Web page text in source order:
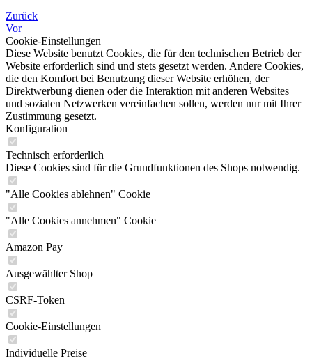
Zurück
Vor
Cookie-Einstellungen
Diese Website benutzt Cookies, die für den technischen Betrieb der
Website erforderlich sind und stets gesetzt werden. Andere Cookies,
die den Komfort bei Benutzung dieser Website erhöhen, der
Direktwerbung dienen oder die Interaktion mit anderen Websites
und sozialen Netzwerken vereinfachen sollen, werden nur mit Ihrer
Zustimmung gesetzt.
Konfiguration
Technisch erforderlich
Diese Cookies sind für die Grundfunktionen des Shops notwendig.
"Alle Cookies ablehnen" Cookie
"Alle Cookies annehmen" Cookie
Amazon Pay
Ausgewählter Shop
CSRF-Token
Cookie-Einstellungen
Individuelle Preise